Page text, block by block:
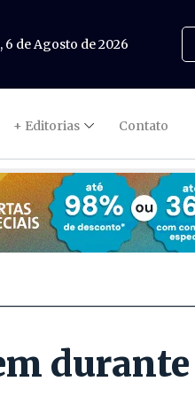
6 de Agosto de 2026
+ Editorias Contato